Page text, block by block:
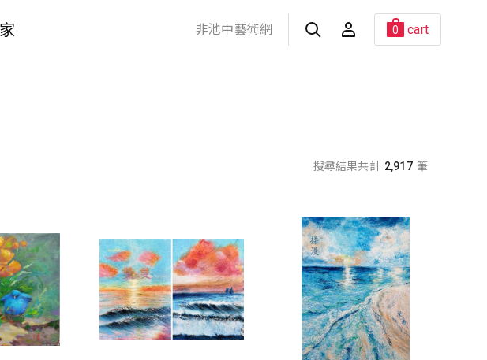
非池中藝術網 0 cart
搜尋結果共計 2,917 筆